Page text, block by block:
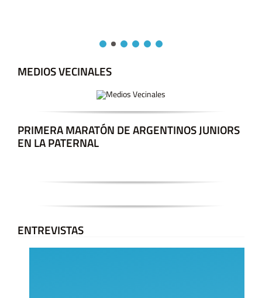
MEDIOS VECINALES
PRIMERA MARATÓN DE ARGENTINOS JUNIORS
EN LA PATERNAL
ENTREVISTAS